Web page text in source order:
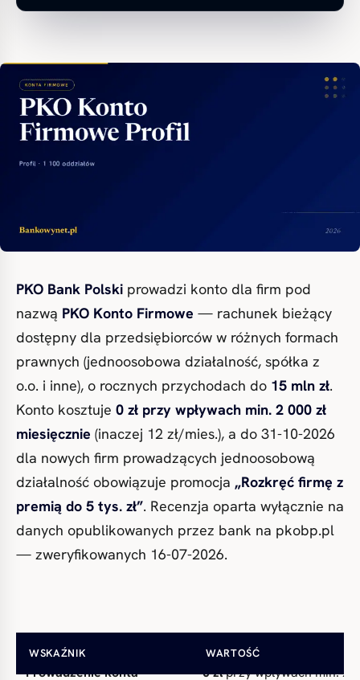
PKO Bank Polski prowadzi konto dla firm pod
nazwą PKO Konto Firmowe — rachunek bieżący
dostępny dla przedsiębiorców w różnych formach
prawnych (jednoosobowa działalność, spółka z
o.o. i inne), o rocznych przychodach do 15 mln zł.
Konto kosztuje 0 zł przy wpływach min. 2 000 zł
miesięcznie (inaczej 12 zł/mies.), a do 31-10-2026
dla nowych firm prowadzących jednoosobową
działalność obowiązuje promocja „Rozkręć firmę z
premią do 5 tys. zł”. Recenzja oparta wyłącznie na
danych opublikowanych przez bank na pkobp.pl
— zweryfikowanych 16-07-2026.
WSKAŹNIK WARTOŚĆ
Prowadzenie konta 0 złprzy wpływach min. 2